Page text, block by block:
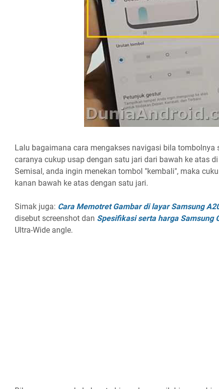
Lalu bagaimana cara mengakses navigasi bila tombolnya
caranya cukup usap dengan satu jari dari bawah ke atas
Semisal, anda ingin menekan tombol "kembali", maka
kanan bawah ke atas dengan satu jari.
Simak juga: Cara Memotret Gambar di layar Samsung
disebut screenshot dan Spesifikasi serta harga Samsung
Ultra-Wide angle.